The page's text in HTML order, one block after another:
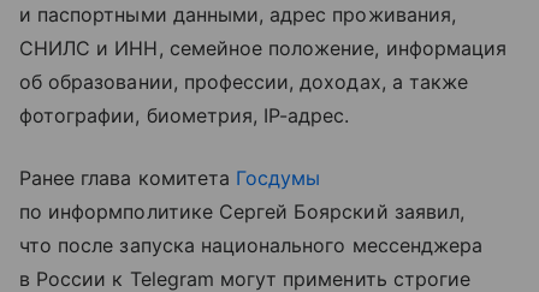
и паспортными данными, адрес проживания,
СНИЛС и ИНН, семейное положение, информация
об образовании, профессии, доходах, а также
фотографии, биометрия, IP-адрес.
Ранее глава комитета Госдумы
по информполитике Сергей Боярский заявил,
что после запуска национального мессенджера
в России к Telegram могут применить строгие